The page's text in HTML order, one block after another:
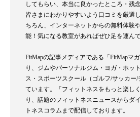
してもらい、本当に良かったところ・残
皆さまにわかりやすいよう口コミを厳選
ちろん、インターネットからの無料体験
能！気になる教室があればぜひ足を運ん
FitMapの記事メディアである「FitMapマ
り、ジムやパーソナルジム・ヨガ・ホッ
ス・スポーツスクール（ゴルフ/サッカー
ています。「フィットネスをもっと楽し
り、話題のフィットネスニュースからダ
トネスコラムまで配信しております。